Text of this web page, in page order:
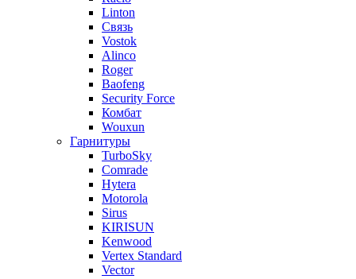
Linton
Связь
Vostok
Alinco
Roger
Baofeng
Security Force
Комбат
Wouxun
Гарнитуры
TurboSky
Comrade
Hytera
Motorola
Sirus
KIRISUN
Kenwood
Vertex Standard
Vector